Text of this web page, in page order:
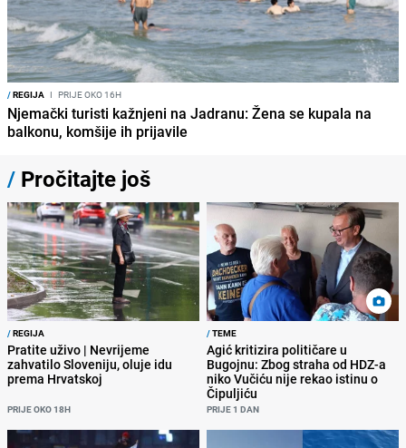
/REGIJA I PRIJE OKO 16H
Njemački turisti kažnjeni na Jadranu: Žena se kupala na
balkonu, komšije ih prijavile
/ Pročitajte još
/REGIJA
Pratite uživo | Nevrijeme
zahvatilo Sloveniju, oluje idu
prema Hrvatskoj
PRIJE OKO 18H
/TEME
Agić kritizira političare u
Bugojnu: Zbog straha od HDZ-a
niko Vučiću nije rekao istinu o
Čipuljiću
PRIJE 1 DAN